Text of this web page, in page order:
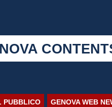
PUBBLICO GENOVA WEB